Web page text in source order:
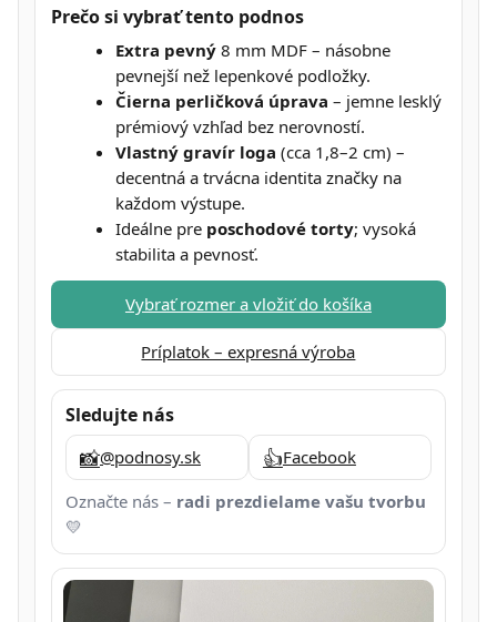
Prečo si vybrať tento podnos
Extra pevný 8 mm MDF – násobne
pevnejší než lepenkové podložky.
Čierna perličková úprava – jemne lesklý
prémiový vzhľad bez nerovností.
Vlastný gravír loga (cca 1,8–2 cm) –
decentná a trvácna identita značky na
každom výstupe.
Ideálne pre poschodové torty; vysoká
stabilita a pevnosť.
Vybrať rozmer a vložiť do košíka
Príplatok – expresná výroba
Sledujte nás
📸@podnosy.sk 👍Facebook
Označte nás – radi prezdielame vašu tvorbu
💛